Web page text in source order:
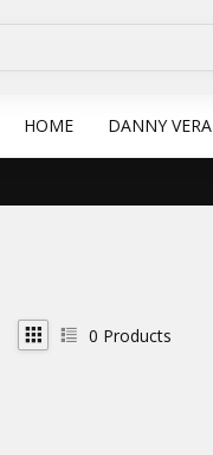
HOME DANNY VERA
0 Products